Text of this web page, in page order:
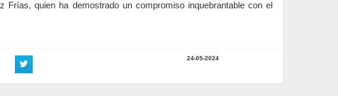
quien ha demostrado un compromiso inquebrantable con el
24-05-2024